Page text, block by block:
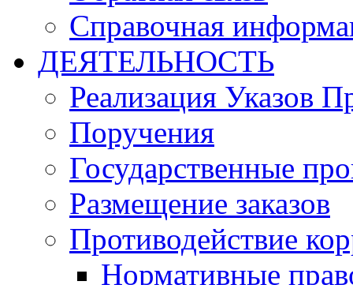
Справочная
ДЕЯТЕЛЬНОСТЬ
Реализация Указов
Поручения
Государственные
Размещение заказов
Противодействие
Нормативные